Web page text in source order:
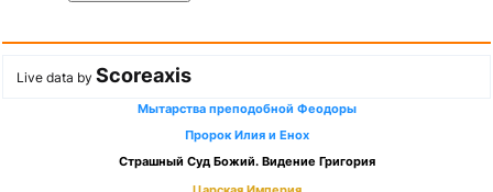
Live data by Scoreaxis
Мытарства преподобной Феодоры
Пророк Илия и Енох
Страшный Суд Божий. Видение Григория